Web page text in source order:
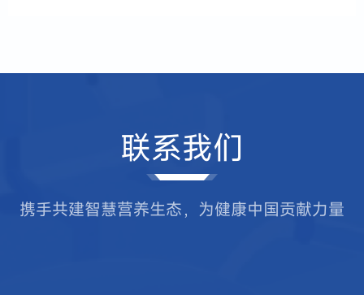
联系我们
携手共建智慧营养生态，为健康中国贡献力量